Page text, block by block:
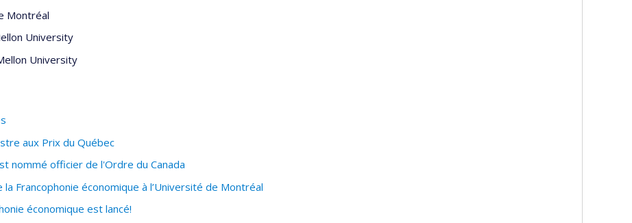
Montréal
University
University
aux Prix du Québec
nommé officier de l'Ordre du Canada
Francophonie économique à l’Université de Montréal
économique est lancé!